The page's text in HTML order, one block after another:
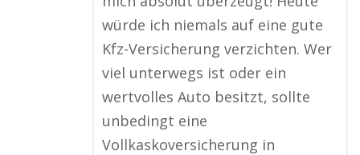
würde ich niemals auf eine gute
Kfz-Versicherung verzichten. Wer
viel unterwegs ist oder ein
wertvolles Auto besitzt, sollte
unbedingt eine
Vollkaskoversicherung in